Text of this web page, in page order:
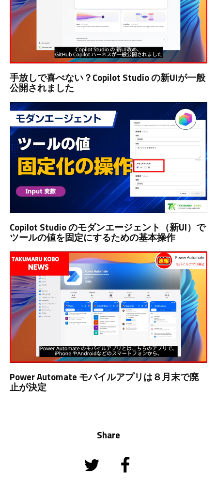
手放しで喜べない？Copilot Studio の新UIが一般
公開されました
Copilot Studio のモダンエージェント（新UI）で
ツールの値を固定にするための基本操作
Power Automate モバイルアプリは８月末で廃
止が決定
Share